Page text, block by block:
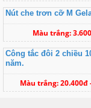
Nút che trơn cỡ M
Màu trắng:
Công tắc đôi 2 chiều
năm.
Màu trắng: 20.400đ